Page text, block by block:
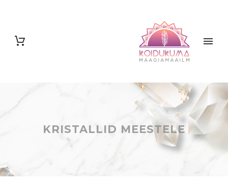
KRISTALLID MEESTELE